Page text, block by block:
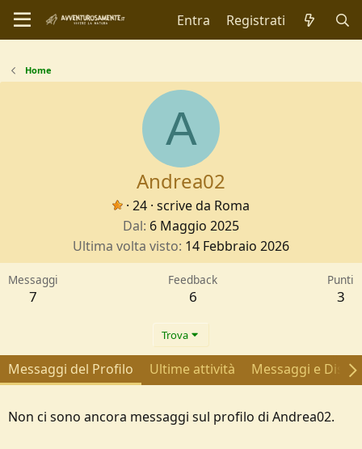
Entra Registrati
Home
A
Andrea02
· 24 · scrive da Roma
Dal 6 Maggio 2025
Ultima volta visto 14 Febbraio 2026
Messaggi
7
Feedback
6
Punti
3
Trova
Messaggi del Profilo Ultime attività Messaggi e
Non ci sono ancora messaggi sul profilo di Andrea02.